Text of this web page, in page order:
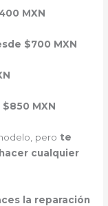
MXN
$700 MXN
MXN
pero te
cualquier
la reparación